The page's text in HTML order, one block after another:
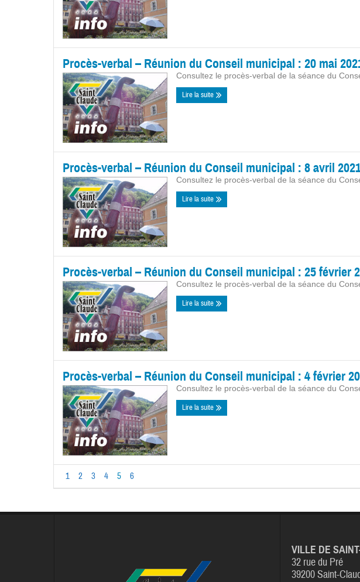
Procès-verbal – Réunion du Conseil municipal : 20 mai
Consultez le procès-verbal de la séance du
Lire la suite
Procès-verbal – Réunion du Conseil municipal : 8 avril
Consultez le procès-verbal de la séance du
Lire la suite
Procès-verbal – Réunion du Conseil municipal : 25 février
Consultez le procès-verbal de la séance du
Lire la suite
Procès-verbal – Réunion du Conseil municipal : 4 février
Consultez le procès-verbal de la séance du
Lire la suite
1 2 3 4 5 6
VILLE DE
32 rue du Pré
39200 Saint-